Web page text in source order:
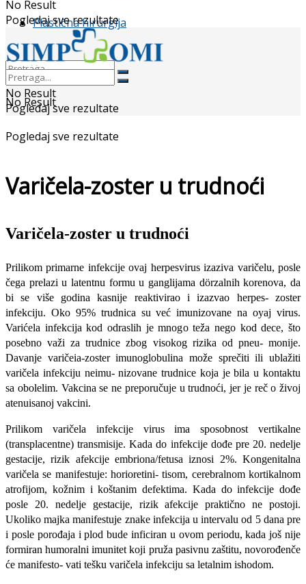
Plastična hirurgija
No Result
Pogledaj sve rezultate
No Result
Pogledaj sve rezultate
No Result
Pogledaj sve rezultate
Varičela-zoster u trudnoći
Varičela-zoster u trudnoći
Prilikom primarne infekcije ovaj herpesvirus izaziva varičelu, posle
čega prelazi u latentnu formu u ganglijama dörzalnih korenova, da
bi se više godina kasnije reaktivirao i izazvao herpes- zoster
infekciju. Oko 95% trudnica su već imuni­zovane na oyaj virus.
Varićela infekcija kod odraslih je mnogo teža nego kod dece, što
poseb­no važi za trudnice zbog visokog rizika od pneu- monije.
Davanje varičeia-zoster imunoglobulina može sprečiti ili ublažiti
varičela infekciju neimu- nizovane trudnice koja je bila u kontaktu
sa obolelim. Vakcina se ne preporučuje u trudnoći, jer je reč o živoj
atenuisanoj vakcini.
Prilikom varičela infekcije virus ima sposob­nost vertikalne
(transplacentne) transmisije. Kada do infekcije dođe pre 20. nedelje
gestacije, rizik afekcije embriona/fetusa iznosi 2%. Kongenitalna
varičela se manifestuje: horioretini- tisom, cerebralnom kortikalnom
atrofijom, kožnim i koštanim defektima. Kada do infekcije dođe
posle 20. nedelje gestacije, rizik afekcije praktično ne postoji.
Ukoliko majka manifestuje znake infekcija u intervalu od 5 dana pre
i posle porođaja i plod bude inficiran u ovom periodu, kada još nije
formiran humoralni imunitet koji pruža pasivnu zaštitu, novorođenče
će manifesto- vati tešku varičela infekciju sa letalnim ishodom.